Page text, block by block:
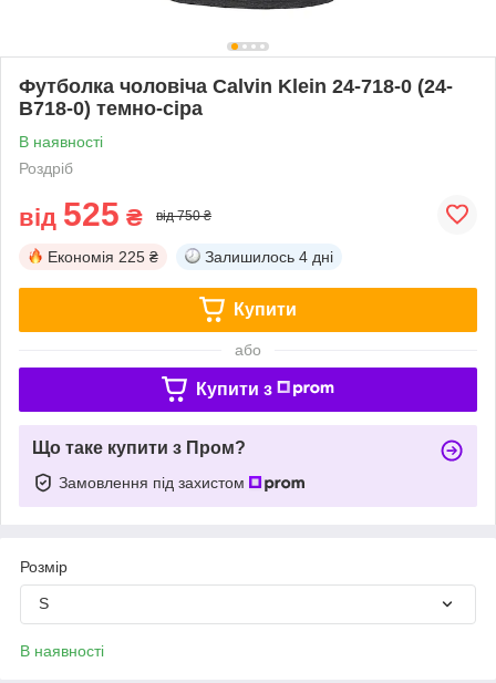
Футболка чоловіча Calvin Klein 24-718-0 (24-
B718-0) темно-сіра
В наявності
Роздріб
від 525 ₴ від 750 ₴
Економія 225 ₴ Залишилось 4 дні
Купити
або
Купити з
Що таке купити з Пром?
Замовлення під захистом
Розмір
S
В наявності